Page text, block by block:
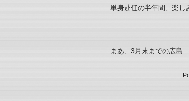
単身赴任の半年間、楽
まあ、3月末までの広島